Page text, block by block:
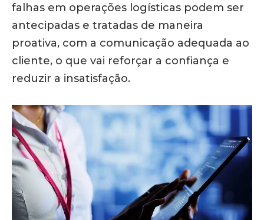
falhas em operações logísticas podem ser
antecipadas e tratadas de maneira
proativa, com a comunicação adequada ao
cliente, o que vai reforçar a confiança e
reduzir a insatisfação.